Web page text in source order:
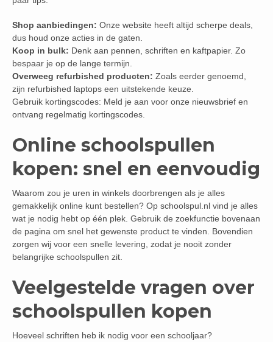
Shop aanbiedingen: Onze website heeft altijd scherpe deals,
dus houd onze acties in de gaten.
Koop in bulk: Denk aan pennen, schriften en kaftpapier. Zo
bespaar je op de lange termijn.
Overweeg refurbished producten: Zoals eerder genoemd,
zijn refurbished laptops een uitstekende keuze.
Gebruik kortingscodes: Meld je aan voor onze nieuwsbrief en
ontvang regelmatig kortingscodes.
Online schoolspullen
kopen: snel en eenvoudig
Waarom zou je uren in winkels doorbrengen als je alles
gemakkelijk online kunt bestellen? Op schoolspul.nl vind je alles
wat je nodig hebt op één plek. Gebruik de zoekfunctie bovenaan
de pagina om snel het gewenste product te vinden. Bovendien
zorgen wij voor een snelle levering, zodat je nooit zonder
belangrijke schoolspullen zit.
Veelgestelde vragen over
schoolspullen kopen
Hoeveel schriften heb ik nodig voor een schooljaar?